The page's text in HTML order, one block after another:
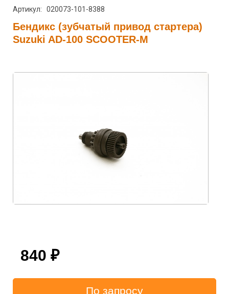
Артикул: 020073-101-8388
Бендикс (зубчатый привод стартера)
Suzuki AD-100 SCOOTER-M
840 ₽